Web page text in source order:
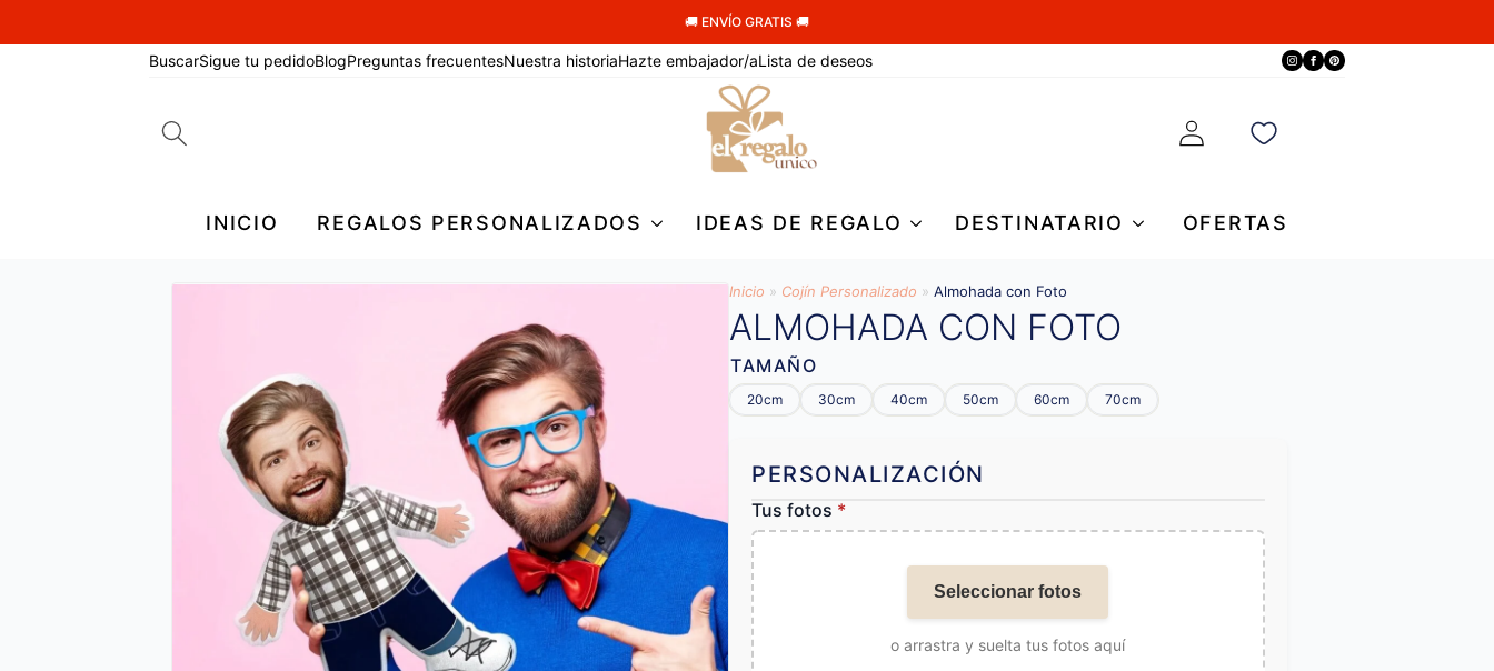
🚚 ENVÍO GRATIS 🚚
BuscarSigue tu pedidoBlogPreguntas frecuentesNuestra historiaHazte embajador/aLista de deseos
INICIO REGALOS PERSONALIZADOS IDEAS DE REGALO DESTINATARIO OFERTAS
Inicio » Cojín Personalizado » Almohada con Foto
ALMOHADA CON FOTO
TAMAÑO
20cm 30cm 40cm 50cm 60cm 70cm
PERSONALIZACIÓN
Tus fotos *
Seleccionar fotos
o arrastra y suelta tus fotos aquí